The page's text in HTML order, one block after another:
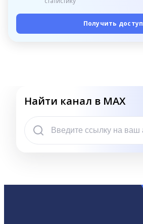
Получить доступ
Найти канал в MAX